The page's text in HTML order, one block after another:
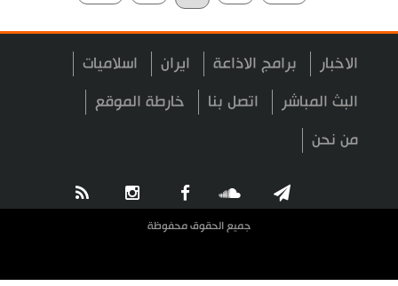
الاخبار برامج الاذاعة ايران اسلاميات
البث المباشر اتصل بنا خارطة الموقع
من نحن
جميع الحقوق محفوظة